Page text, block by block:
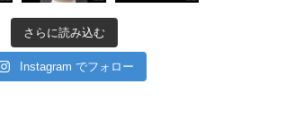
さらに読み込む
Instagram でフォロー